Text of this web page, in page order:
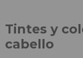
Tintes y
cabello